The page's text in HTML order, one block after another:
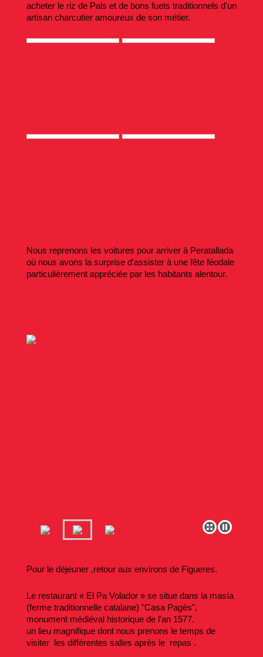
acheter le riz de Pals et de bons fuets traditionnels d'un
artisan charcutier amoureux de son métier.
Nous reprenons les voitures pour arriver à Peratallada
où nous avons la surprise d'assister à une fête féodale
particulièrement appréciée par les habitants alentour.
Pour le déjeuner ,retour aux environs de Figueres.
Le restaurant « El Pa Volador » se situe dans la masía
(ferme traditionnelle catalane) "Casa Pagès",
monument médiéval historique de l'an 1577.
un lieu magnifique dont nous prenons le temps de
visiter les différentes salles après le repas .